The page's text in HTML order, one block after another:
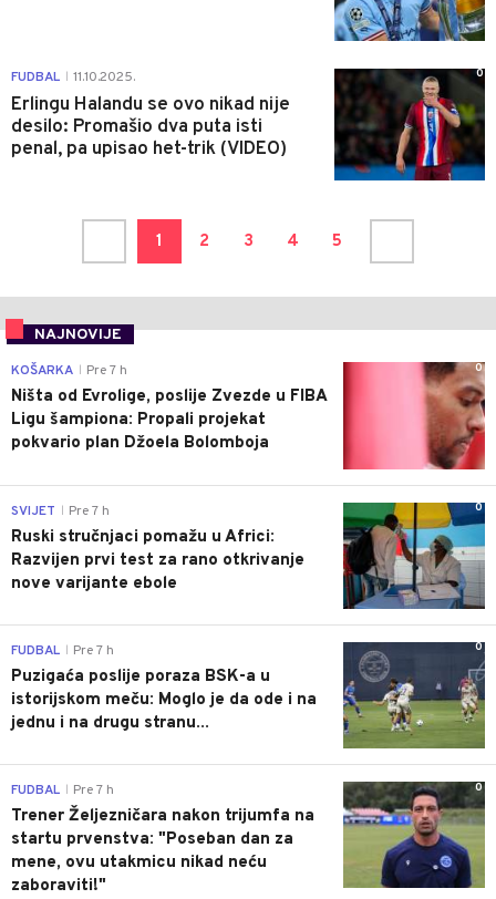
FUDBAL 11.10.2025.
Erlingu Halandu se ovo nikad nije
desilo: Promašio dva puta isti
penal, pa upisao het-trik (VIDEO)
0
1 2 3 4 5
NAJNOVIJE
0
KOŠARKA Pre 7 h
Ništa od Evrolige, poslije Zvezde u FIBA
Ligu šampiona: Propali projekat
pokvario plan Džoela Bolomboja
0
SVIJET Pre 7 h
Ruski stručnjaci pomažu u Africi:
Razvijen prvi test za rano otkrivanje
nove varijante ebole
0
FUDBAL Pre 7 h
Puzigaća poslije poraza BSK-a u
istorijskom meču: Moglo je da ode i na
jednu i na drugu stranu...
0
FUDBAL Pre 7 h
Trener Željezničara nakon trijumfa na
startu prvenstva: "Poseban dan za
mene, ovu utakmicu nikad neću
zaboraviti!"